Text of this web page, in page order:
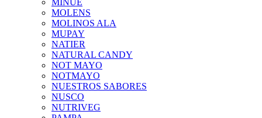
MINUE
MOLENS
MOLINOS ALA
MUPAY
NATIER
NATURAL CANDY
NOT MAYO
NOTMAYO
NUESTROS SABORES
NUSCO
NUTRIVEG